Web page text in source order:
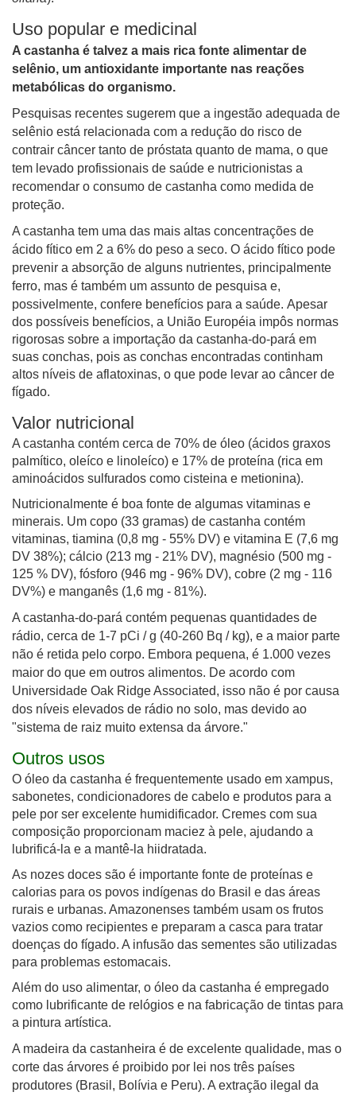
Uso popular e medicinal
A castanha é talvez a mais rica fonte alimentar de
selênio, um antioxidante importante nas reações
metabólicas do organismo.
Pesquisas recentes sugerem que a ingestão adequada de
selênio está relacionada com a redução do risco de
contrair câncer tanto de próstata quanto de mama, o que
tem levado profissionais de saúde e nutricionistas a
recomendar o consumo de castanha como medida de
proteção.
A castanha tem uma das mais altas concentrações de
ácido fítico em 2 a 6% do peso a seco. O ácido fítico pode
prevenir a absorção de alguns nutrientes, principalmente
ferro, mas é também um assunto de pesquisa e,
possivelmente, confere benefícios para a saúde. Apesar
dos possíveis benefícios, a União Européia impôs normas
rigorosas sobre a importação da castanha-do-pará em
suas conchas, pois as conchas encontradas continham
altos níveis de aflatoxinas, o que pode levar ao câncer de
fígado.
Valor nutricional
A castanha contém cerca de 70% de óleo (ácidos graxos
palmítico, oleíco e linoleíco) e 17% de proteína (rica em
aminoácidos sulfurados como cisteina e metionina).
Nutricionalmente é boa fonte de algumas vitaminas e
minerais. Um copo (33 gramas) de castanha contém
vitaminas, tiamina (0,8 mg - 55% DV) e vitamina E (7,6 mg
DV 38%); cálcio (213 mg - 21% DV), magnésio (500 mg -
125 % DV), fósforo (946 mg - 96% DV), cobre (2 mg - 116
DV%) e manganês (1,6 mg - 81%).
A castanha-do-pará contém pequenas quantidades de
rádio, cerca de 1-7 pCi / g (40-260 Bq / kg), e a maior parte
não é retida pelo corpo. Embora pequena, é 1.000 vezes
maior do que em outros alimentos. De acordo com
Universidade Oak Ridge Associated, isso não é por causa
dos níveis elevados de rádio no solo, mas devido ao
"sistema de raiz muito extensa da árvore."
Outros usos
O óleo da castanha é frequentemente usado em xampus,
sabonetes, condicionadores de cabelo e produtos para a
pele por ser excelente humidificador. Cremes com sua
composição proporcionam maciez à pele, ajudando a
lubrificá-la e a mantê-la hiidratada.
As nozes doces são é importante fonte de proteínas e
calorias para os povos indígenas do Brasil e das áreas
rurais e urbanas. Amazonenses também usam os frutos
vazios como recipientes e preparam a casca para tratar
doenças do fígado. A infusão das sementes são utilizadas
para problemas estomacais.
Além do uso alimentar, o óleo da castanha é empregado
como lubrificante de relógios e na fabricação de tintas para
a pintura artística.
A madeira da castanheira é de excelente qualidade, mas o
corte das árvores é proibido por lei nos três países
produtores (Brasil, Bolívia e Peru). A extração ilegal da